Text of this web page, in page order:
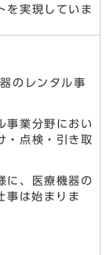
を実現していま
のレンタル事
事業分野におい
・点検・引き取
に、医療機器の
事は始まりま